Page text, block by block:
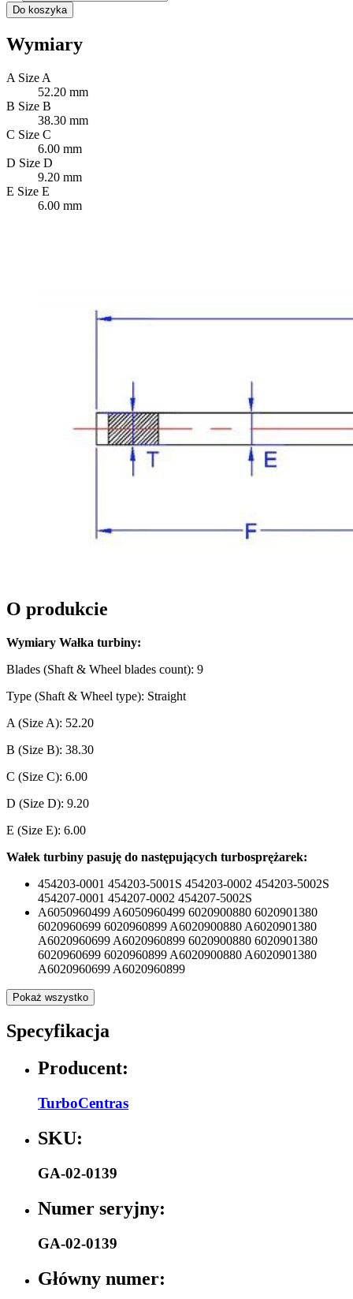
Do koszyka
Wymiary
A Size A
52.20 mm
B Size B
38.30 mm
C Size C
6.00 mm
D Size D
9.20 mm
E Size E
6.00 mm
O produkcie
Wymiary Wałka turbiny:
Blades (Shaft & Wheel blades count): 9
Type (Shaft & Wheel type): Straight
A (Size A): 52.20
B (Size B): 38.30
C (Size C): 6.00
D (Size D): 9.20
E (Size E): 6.00
Wałek turbiny pasuję do następujących turbosprężarek:
454203-0001 454203-5001S 454203-0002 454203-5002S
454207-0001 454207-0002 454207-5002S
A6050960499 A6050960499 6020900880 6020901380
6020960699 6020960899 A6020900880 A6020901380
A6020960699 A6020960899 6020900880 6020901380
6020960699 6020960899 A6020900880 A6020901380
A6020960699 A6020960899
Pokaż wszystko
Specyfikacja
Producent:
TurboCentras
SKU:
GA-02-0139
Numer seryjny:
GA-02-0139
Główny numer: